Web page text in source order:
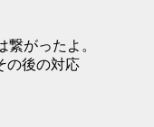
がったよ。
の後の対応